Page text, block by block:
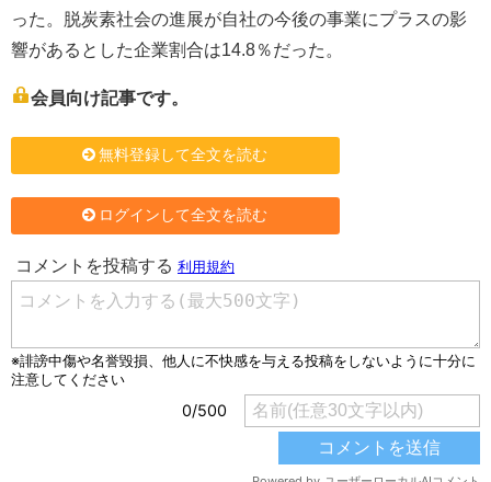
った。脱炭素社会の進展が自社の今後の事業にプラスの影
響があるとした企業割合は14.8％だった。
会員向け記事です。
無料登録して全文を読む
ログインして全文を読む